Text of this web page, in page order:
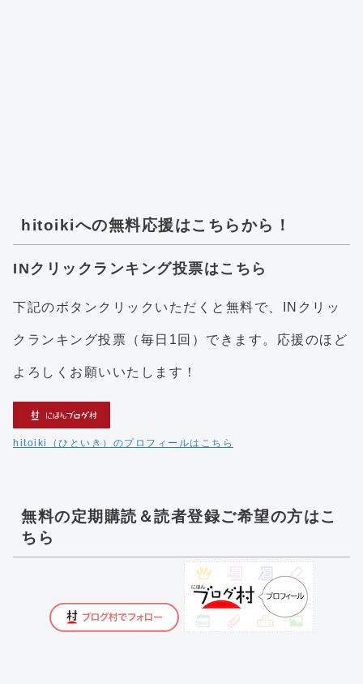
hitoikiへの無料応援はこちらから！
INクリックランキング投票はこちら
下記のボタンクリックいただくと無料で、INクリッ
クランキング投票（毎日1回）できます。応援のほど
よろしくお願いいたします！
hitoiki（ひといき）のプロフィールはこちら
無料の定期購読＆読者登録ご希望の方はこ
ちら